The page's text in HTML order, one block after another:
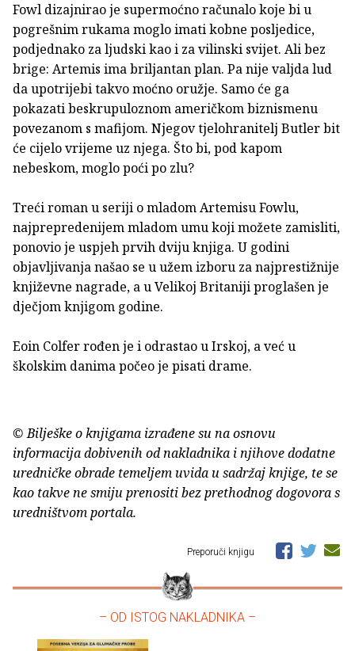
Fowl dizajnirao je supermoćno računalo koje bi u
pogrešnim rukama moglo imati kobne posljedice,
podjednako za ljudski kao i za vilinski svijet. Ali bez
brige: Artemis ima briljantan plan. Pa nije valjda lud
da upotrijebi takvo moćno oružje. Samo će ga
pokazati beskrupuloznom američkom biznismenu
povezanom s mafijom. Njegov tjelohranitelj Butler bit
će cijelo vrijeme uz njega. Što bi, pod kapom
nebeskom, moglo poći po zlu?
Treći roman u seriji o mladom Artemisu Fowlu,
najprepredenijem mladom umu koji možete zamisliti,
ponovio je uspjeh prvih dviju knjiga. U godini
objavljivanja našao se u užem izboru za najprestižnije
književne nagrade, a u Velikoj Britaniji proglašen je
dječjom knjigom godine.
Eoin Colfer rođen je i odrastao u Irskoj, a već u
školskim danima počeo je pisati drame.
© Bilješke o knjigama izrađene su na osnovu
informacija dobivenih od nakladnika i njihove dodatne
uredničke obrade temeljem uvida u sadržaj knjige, te se
kao takve ne smiju prenositi bez prethodnog dogovora s
uredništvom portala.
Preporuči knjigu
– OD ISTOG NAKLADNIKA –